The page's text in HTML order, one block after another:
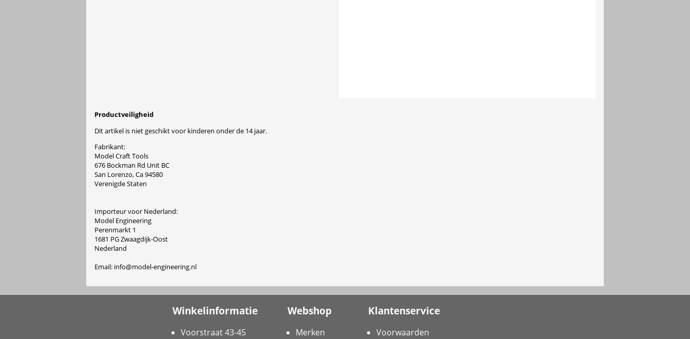
Productveiligheid
Dit artikel is niet geschikt voor kinderen onder de 14 jaar.
Fabrikant:
Model Craft Tools
676 Bockman Rd Unit BC
San Lorenzo, Ca 94580
Verenigde Staten
Importeur voor Nederland:
Model Engineering
Perenmarkt 1
1681 PG Zwaagdijk-Oost
Nederland
Email: info@model-engineering.nl
Winkelinformatie
Voorstraat 43-45
Webshop
Merken
Klantenservice
Voorwaarden